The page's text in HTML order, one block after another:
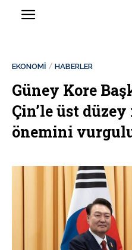
EKONOMİ HABERLER
Güney Kore
Çin’le üst
önemini